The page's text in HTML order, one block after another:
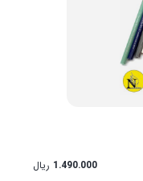
1.490.000 ریال